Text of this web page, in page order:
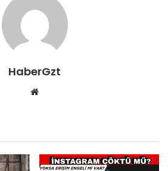
HaberGzt